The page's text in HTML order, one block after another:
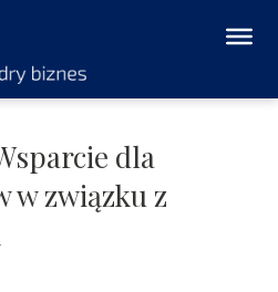
dla
w związku z